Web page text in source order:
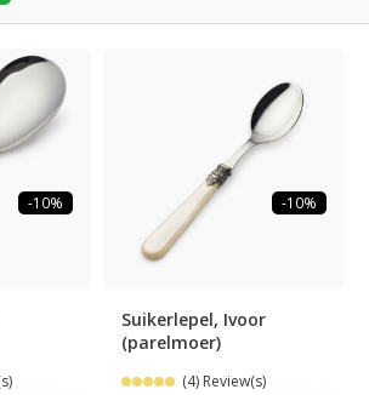
-10% -10%
Suikerlepel, Ivoor
(parelmoer)
(4) Review(s)